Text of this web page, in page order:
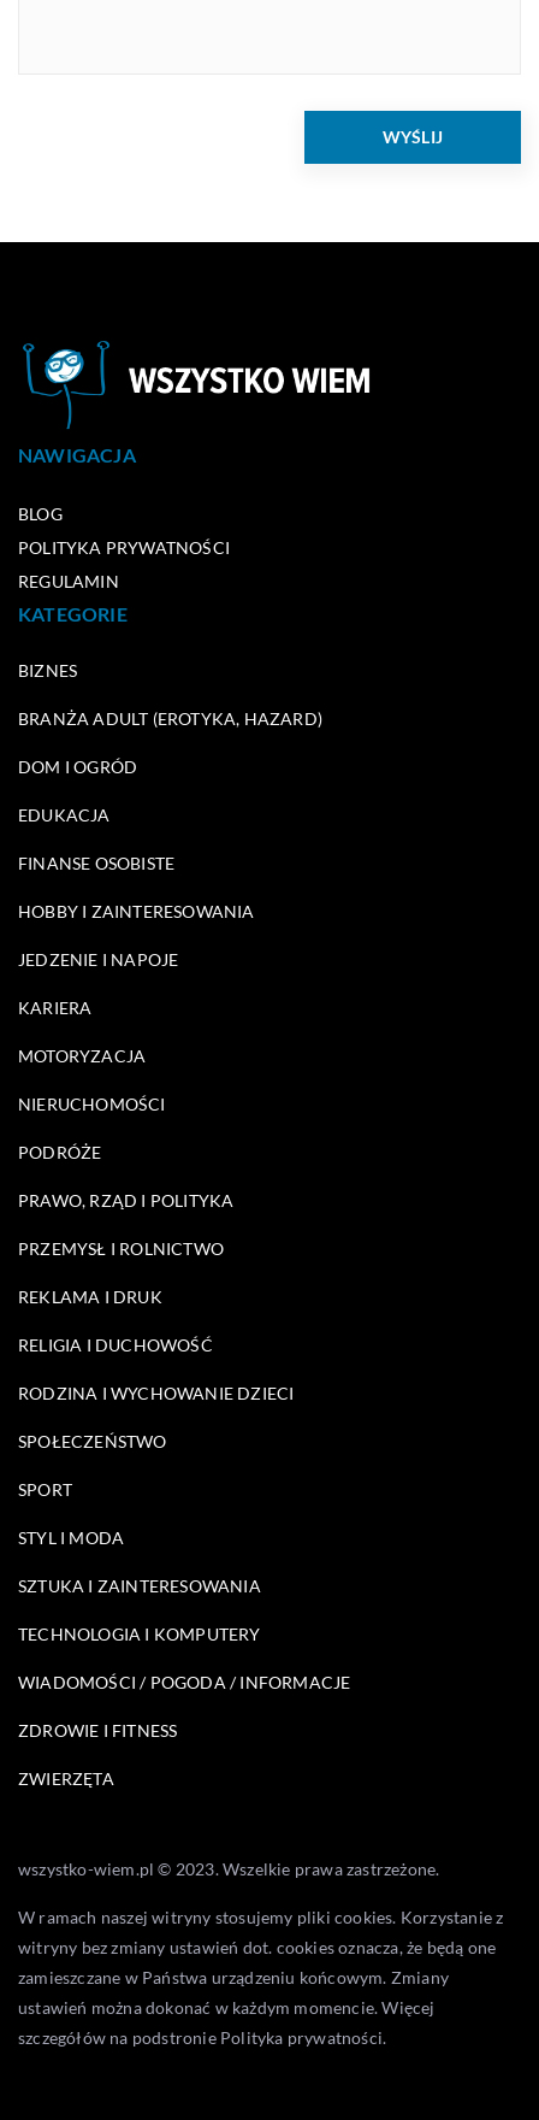
NAWIGACJA
BLOG
POLITYKA PRYWATNOŚCI
REGULAMIN
KATEGORIE
BIZNES
BRANŻA ADULT (EROTYKA, HAZARD)
DOM I OGRÓD
EDUKACJA
FINANSE OSOBISTE
HOBBY I ZAINTERESOWANIA
JEDZENIE I NAPOJE
KARIERA
MOTORYZACJA
NIERUCHOMOŚCI
PODRÓŻE
PRAWO, RZĄD I POLITYKA
PRZEMYSŁ I ROLNICTWO
REKLAMA I DRUK
RELIGIA I DUCHOWOŚĆ
RODZINA I WYCHOWANIE DZIECI
SPOŁECZEŃSTWO
SPORT
STYL I MODA
SZTUKA I ZAINTERESOWANIA
TECHNOLOGIA I KOMPUTERY
WIADOMOŚCI / POGODA / INFORMACJE
ZDROWIE I FITNESS
ZWIERZĘTA
wszystko-wiem.pl © 2023. Wszelkie prawa zastrzeżone.
W ramach naszej witryny stosujemy pliki cookies. Korzystanie z
witryny bez zmiany ustawień dot. cookies oznacza, że będą one
zamieszczane w Państwa urządzeniu końcowym. Zmiany
ustawień można dokonać w każdym momencie. Więcej
szczegółów na podstronie Polityka prywatności.